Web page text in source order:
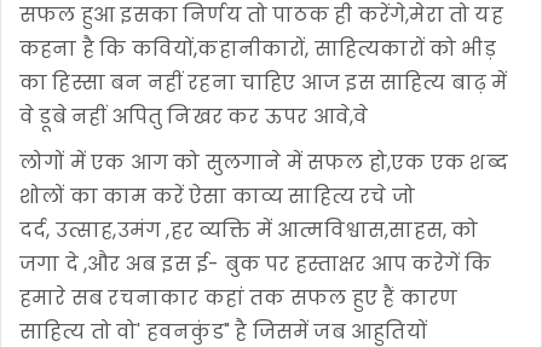
सफल हुआ इसका निर्णय तो पाठक ही करेंगे,मेरा तो यह
कहना है कि कवियों,कहानीकारों, साहित्यकारों को भीड़
का हिस्सा बन नहीं रहना चाहिए आज इस साहित्य बाढ़ में
वे डूबे नहीं अपितु निखर कर ऊपर आवे,वे
लोगों में एक आग को सुलगाने में सफल हो,एक एक शब्द
शोलों का काम करें ऐसा काव्य साहित्य रचे जो
दर्द, उत्साह,उमंग ,हर व्यक्ति में आत्मविश्वास,साहस, को
जगा दे ,और अब इस ई- बुक पर हस्ताक्षर आप करेगें कि
हमारे सब रचनाकार कहां तक सफल हुए हैं कारण
साहित्य तो वो' हवनकुंड" है जिसमें जब आहुतियों